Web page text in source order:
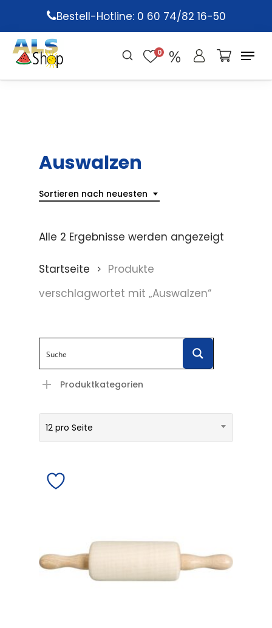
main
content
Bestell-Hotline: 0 60 74/82 16-50
0
Auswalzen
Sortieren nach neuesten
Alle 2 Ergebnisse werden angezeigt
Startseite
Produkte
verschlagwortet mit „Auswalzen“
Produktkategorien
12 pro Seite